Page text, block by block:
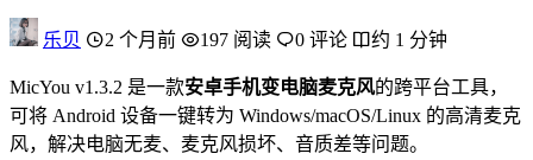
乐贝 2 个月前 197 阅读 0 评论 约 1 分钟
MicYou v1.3.2 是一款安卓手机变电脑麦克风的跨平台工具，
可将 Android 设备一键转为 Windows/macOS/Linux 的高清麦克
风，解决电脑无麦、麦克风损坏、音质差等问题。